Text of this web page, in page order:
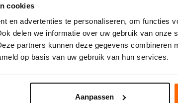
cookies
en advertenties te personaliseren, om functies
delen we informatie over uw gebruik van onze
partners kunnen deze gegevens combineren
op basis van uw gebruik van hun services.
Aanpassen